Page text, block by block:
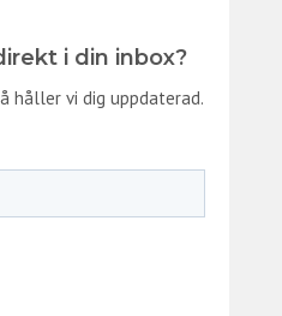
i din inbox?
håller vi dig uppdaterad.